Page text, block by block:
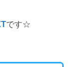
です☆